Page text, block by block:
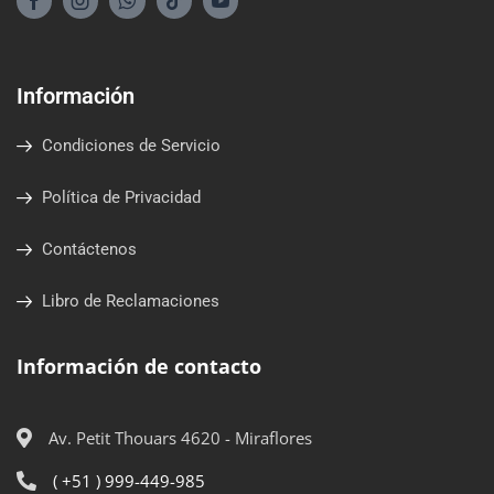
Información
Condiciones de Servicio
Política de Privacidad
Contáctenos
Libro de Reclamaciones
Información de contacto
Av. Petit Thouars 4620 - Miraflores
( +51 ) 999-449-985